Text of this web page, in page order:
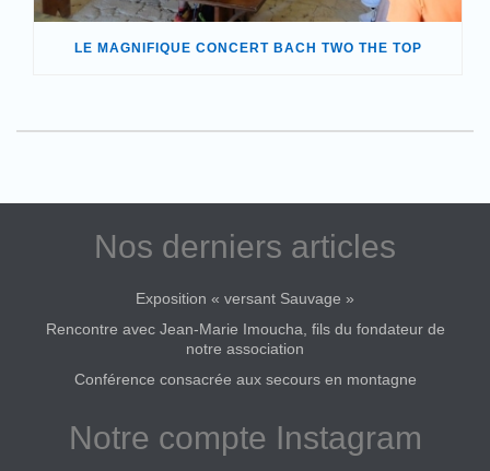
LE MAGNIFIQUE CONCERT BACH TWO THE TOP
Nos derniers articles
Exposition « versant Sauvage »
Rencontre avec Jean-Marie Imoucha, fils du fondateur de
notre association
Conférence consacrée aux secours en montagne
Notre compte Instagram